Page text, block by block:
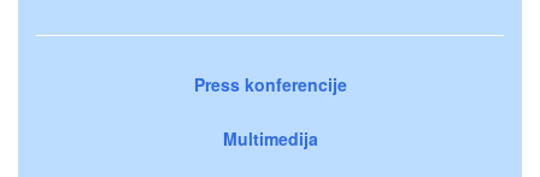
Press konferencije
Multimedija